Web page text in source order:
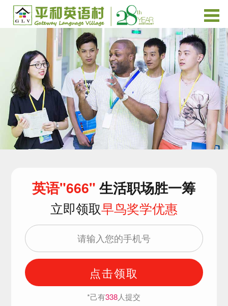
英语"666"生活职场胜一筹
立即领取早鸟奖学优惠
点击领取
*己有338人提交